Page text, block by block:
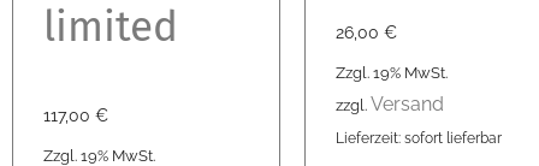
limited
117,00 €
Zzgl. 19% MwSt.
26,00 €
Zzgl. 19% MwSt.
zzgl. Versand
Lieferzeit: sofort lieferbar